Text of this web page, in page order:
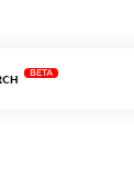
BETA